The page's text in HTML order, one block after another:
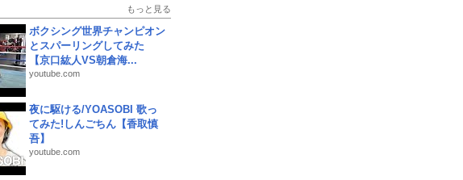
もっと見る
ボクシング世界チャンピオン
とスパーリングしてみた
【京口紘人VS朝倉海...
youtube.com
夜に駆ける/YOASOBI 歌っ
てみた!しんごちん【香取慎
吾】
youtube.com